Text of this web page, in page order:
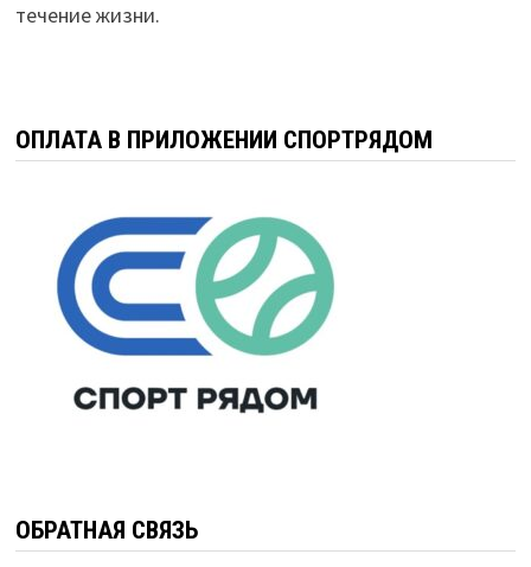
течение жизни.
ОПЛАТА В ПРИЛОЖЕНИИ СПОРТРЯДОМ
ОБРАТНАЯ СВЯЗЬ